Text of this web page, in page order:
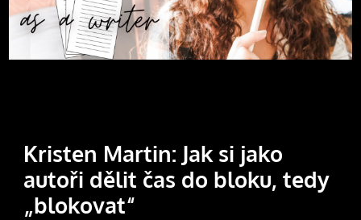
Kristen Martin: Jak si jako
autoři dělit čas do bloku, tedy
„blokovat“